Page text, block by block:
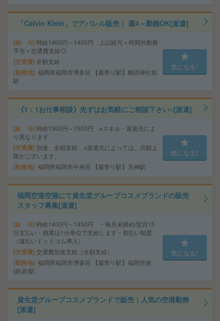
「Calvin Klein」でアパレル販売｜ 週4～勤務OK[派遣]
給 与 時給1400円～1400円 上記給与＋時間外勤務
手当＋交通費支給◎
交通費 全額支給
勤務地 福岡県福岡市博多区 【最寄り駅】櫛田神社前
駅
気になる!
《1：1お仕事相談》先ずはお気軽にご相談下さい○[派遣]
給 与 時給1300円～1500円 ※スキル・派遣先によ
り異なります
交通費 別途、全額支給 ※派遣先によっては、月額上
限がございます。
勤務地 福岡県福岡市中央区 【最寄り駅】天神駅
気になる!
福岡空港空港にて資生堂グループコスメブランドの販売
スタッフ募集[派遣]
給 与 時給1400円～1450円 ・毎月末締め/翌月15
日支払い・残業は1分単位で支給します・前払い制度
（速払いドットコム導入）
交通費 交通費別途支給（全額支給）
勤務地 福岡県福岡市博多区 【最寄り駅】福岡空港
(鉄道)駅
気になる!
資生堂グループコスメブランドで販売｜人気の空港勤務
[派遣]